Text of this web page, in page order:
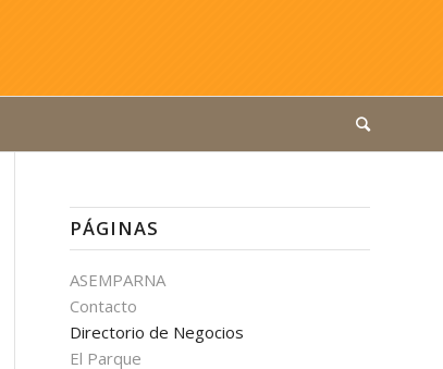
PÁGINAS
ASEMPARNA
Contacto
Directorio de Negocios
El Parque